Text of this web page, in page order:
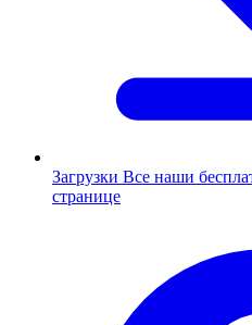
Загрузки Все наши
странице